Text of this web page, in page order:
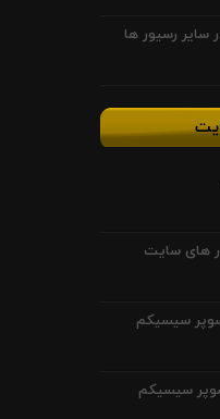
رسیور ها
های سایت
سیسیکم
سیسیکم